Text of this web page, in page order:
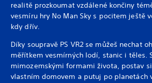
realitě prozkoumat vzdálené končiny
vesmíru hry No Man Sky s pocitem ještě
kdy dřív.
Díky soupravě PS VR2 se můžeš nechat
měřítkem vesmírných lodí, stanic i těles.
mimozemskými formami života, postav
vlastním domovem a putuj po planetách